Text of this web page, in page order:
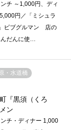
チ ～1,000円、ディ
円／「ミシュラ
ビブグルマン 店の
だんに使…
・水道橋
『黒須（くろ
ン
チ・ディナー 1,000